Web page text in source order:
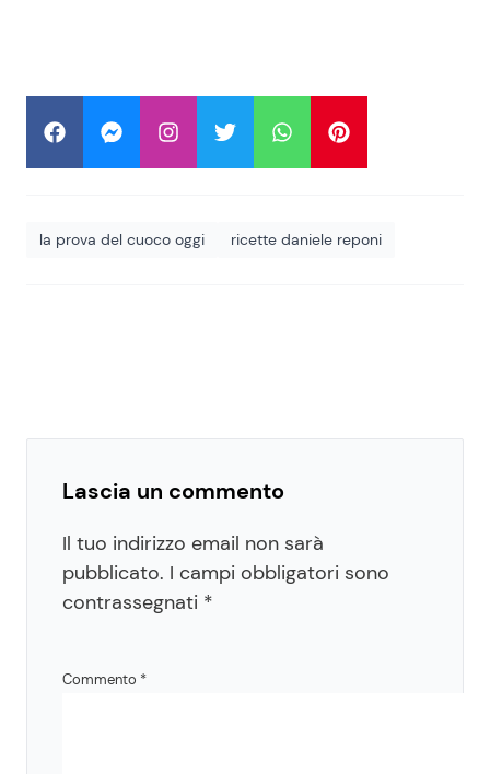
la prova del cuoco oggi ricette daniele reponi
Lascia un commento
Il tuo indirizzo email non sarà
pubblicato. I campi obbligatori sono
contrassegnati *
Commento *